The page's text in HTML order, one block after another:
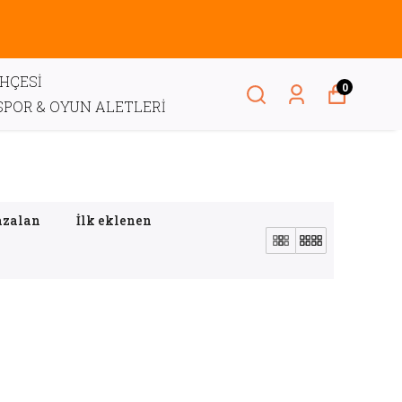
& OYUN ALETLERİ
0
İlk eklenen